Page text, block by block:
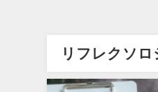
リフレクソロ